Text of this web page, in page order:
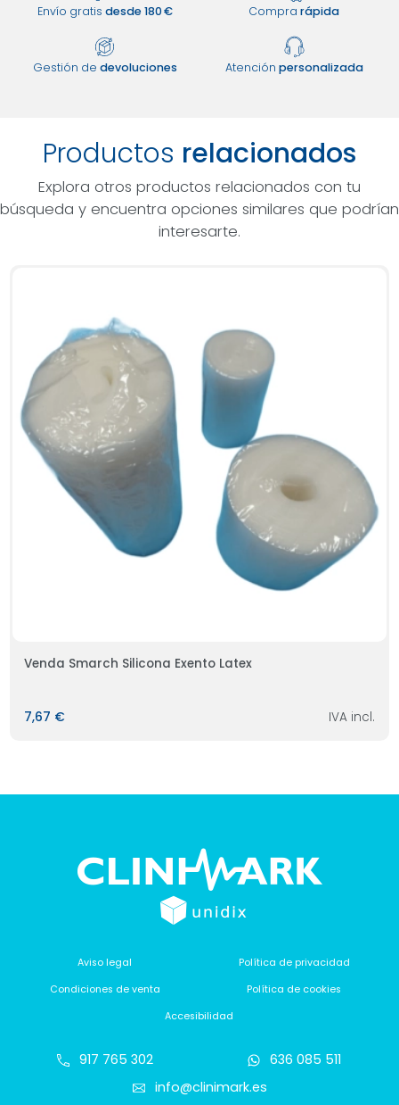
Envío gratis desde 180 € Comprarápida
Gestión de devoluciones Atención personalizada
Productos relacionados
Explora otros productos relacionados con tu
búsqueda y encuentra opciones similares que podrían
interesarte.
Venda Smarch Silicona Exento Latex
7,67 € IVA incl.
Aviso legal
Política de privacidad
Condiciones de venta
Política de cookies
Accesibilidad
917 765 302
636 085 511
info@clinimark.es